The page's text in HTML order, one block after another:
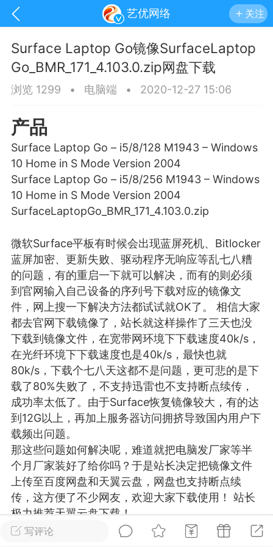
艺优网络 关注
游戏 兴趣 美图
问答 闲谈 官方
任务 排行 历史
网络
VIP 7
29 21:24
电脑端 Surface Laptop Go 2
Laptop Go 2镜像
网盘下载
Laptop Go 2 i5/8/128 – Windows
写评论
Surface Laptop Go镜像SurfaceLaptop
Go_BMR_171_4.103.0.zip网盘下载
浏览 1299 • 电脑端 • 2020-12-27 15:06
产品
Surface Laptop Go – i5/8/128 M1943 – Windows
10 Home in S Mode Version 2004
Surface Laptop Go – i5/8/256 M1943 – Windows
10 Home in S Mode Version 2004
SurfaceLaptopGo_BMR_171_4.103.0.zip
微软Surface平板有时候会出现蓝屏死机、Bitlocker
蓝屏加密、更新失败、驱动程序无响应等乱七八糟
的问题，有的重启一下就可以解决，而有的则必须
到官网输入自己设备的序列号下载对应的镜像文
件，网上搜一下解决方法都试试就OK了。 相信大家
都去官网下载镜像了，站长就这样操作了三天也没
下载到镜像文件，在宽带网环境下下载速度40k/s，
在光纤环境下下载速度也是40k/s，最快也就
80k/s，下载个七八天这都不是问题，更可悲的是下
载了80%失败了，不支持迅雷也不支持断点续传，
成功率太低了。由于Surface恢复镜像较大，有的达
到12G以上，再加上服务器访问拥挤导致国内用户下
载频出问题。
那这些问题如何解决呢，难道就把电脑发厂家等半
个月厂家装好了给你吗？于是站长决定把镜像文件
上传至百度网盘和天翼云盘，网盘也支持断点续
传，这方便了不少网友，欢迎大家下载使用！ 站长
极力推荐天翼云盘下载！
注：此教程为微软官网提供的教程，若按此教程不